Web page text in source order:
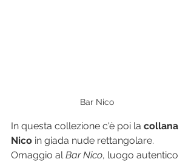
Bar Nico
In questa collezione c'è poi la collana
Nico in giada nude rettangolare.
Omaggio al Bar Nico, luogo autentico